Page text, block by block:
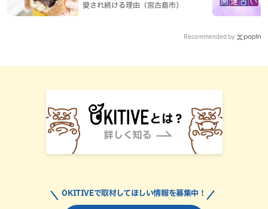
愛され続ける理由（宮古島市）
Recommended by
OKITIVEで取材してほしい情報を募集中！